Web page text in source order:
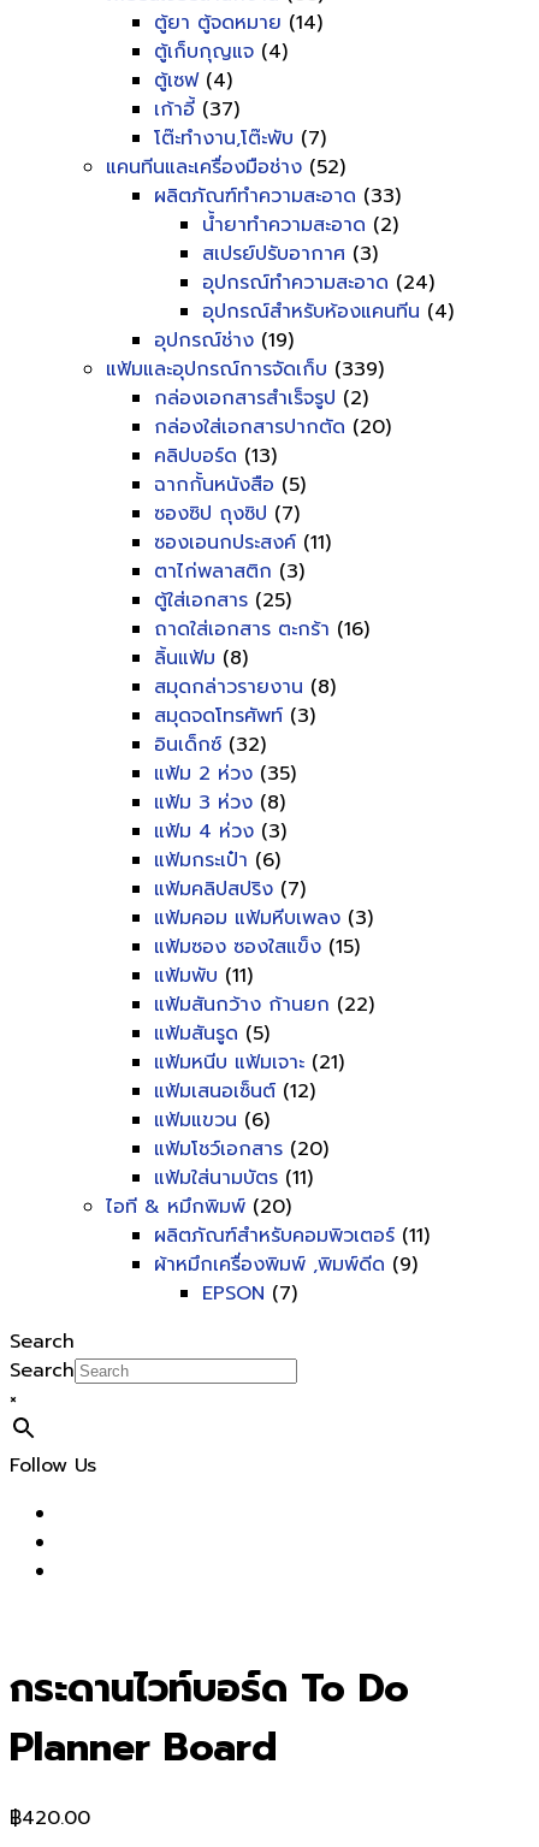
ตู้ยา ตู้จดหมาย (14)
ตู้เก็บกุญแจ (4)
ตู้เซฟ(4)
เก้าอี้ (37)
โต๊ะทำงาน,โต๊ะพับ (7)
แคนทีนและเครื่องมือช่าง (52)
ผลิตภัณฑ์ทำความสะอาด (33)
น้ำยาทำความสะอาด (2)
สเปรย์ปรับอากาศ (3)
อุปกรณ์ทำความสะอาด (24)
อุปกรณ์สำหรับห้องแคนทีน (4)
อุปกรณ์ช่าง (19)
แฟ้มและอุปกรณ์การจัดเก็บ (339)
กล่องเอกสารสำเร็จรูป (2)
กล่องใส่เอกสารปากตัด (20)
คลิปบอร์ด (13)
ฉากกั้นหนังสือ (5)
ซองซิป ถุงซิป (7)
ซองเอนกประสงค์ (11)
ตาไก่พลาสติก (3)
ตู้ใส่เอกสาร (25)
ถาดใส่เอกสาร ตะกร้า (16)
ลิ้นแฟ้ม (8)
สมุดกล่าวรายงาน (8)
สมุดจดโทรศัพท์ (3)
อินเด็กซ์ (32)
แฟ้ม 2 ห่วง (35)
แฟ้ม 3 ห่วง (8)
แฟ้ม 4 ห่วง (3)
แฟ้มกระเป๋า (6)
แฟ้มคลิปสปริง (7)
แฟ้มคอม แฟ้มหีบเพลง (3)
แฟ้มซอง ซองใสแข็ง (15)
แฟ้มพับ (11)
แฟ้มสันกว้าง ก้านยก (22)
แฟ้มสันรูด (5)
แฟ้มหนีบ แฟ้มเจาะ (21)
แฟ้มเสนอเซ็นต์ (12)
แฟ้มแขวน (6)
แฟ้มโชว์เอกสาร (20)
แฟ้มใส่นามบัตร (11)
ไอที & หมึกพิมพ์ (20)
ผลิตภัณฑ์สำหรับคอมพิวเตอร์ (11)
ผ้าหมึกเครื่องพิมพ์ ,พิมพ์ดีด (9)
EPSON (7)
Search
Search
×
Follow Us
กระดานไวท์บอร์ด To Do
Planner Board
฿420.00